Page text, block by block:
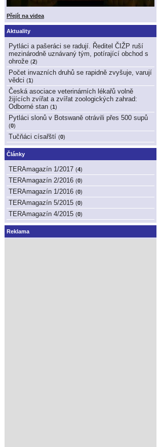
Přejít na videa
Aktuality
Pytláci a pašeráci se radují. Ředitel ČIŽP ruší
mezinárodně uznávaný tým, potírající obchod s
ohrože (2)
Počet invazních druhů se rapidně zvyšuje, varují
vědci (1)
Česká asociace veterinárních lékařů volně
žijících zvířat a zvířat zoologických zahrad:
Odborné stan (1)
Pytláci slonů v Botswaně otrávili přes 500 supů
(0)
Tučňáci císařští (0)
Články
TERAmagazín 1/2017 (4)
TERAmagazín 2/2016 (0)
TERAmagazín 1/2016 (0)
TERAmagazín 5/2015 (0)
TERAmagazín 4/2015 (0)
Reklama